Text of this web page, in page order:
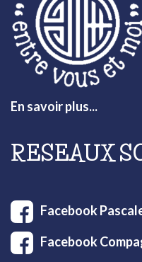
En savoir plus...
RESEAUX
Facebook
Facebook